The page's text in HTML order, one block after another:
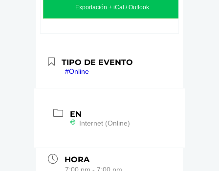
Exportación + iCal / Outlook
TIPO DE EVENTO
#Online
EN
Internet (Online)
HORA